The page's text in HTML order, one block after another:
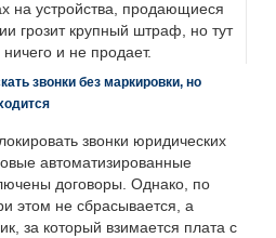
на устройства, продающиеся
грозит крупный штраф, но тут
и не продает.
звонки без маркировки, но
звонки юридических
автоматизированные
договоры. Однако, по
этом не сбрасывается, а
за который взимается плата с